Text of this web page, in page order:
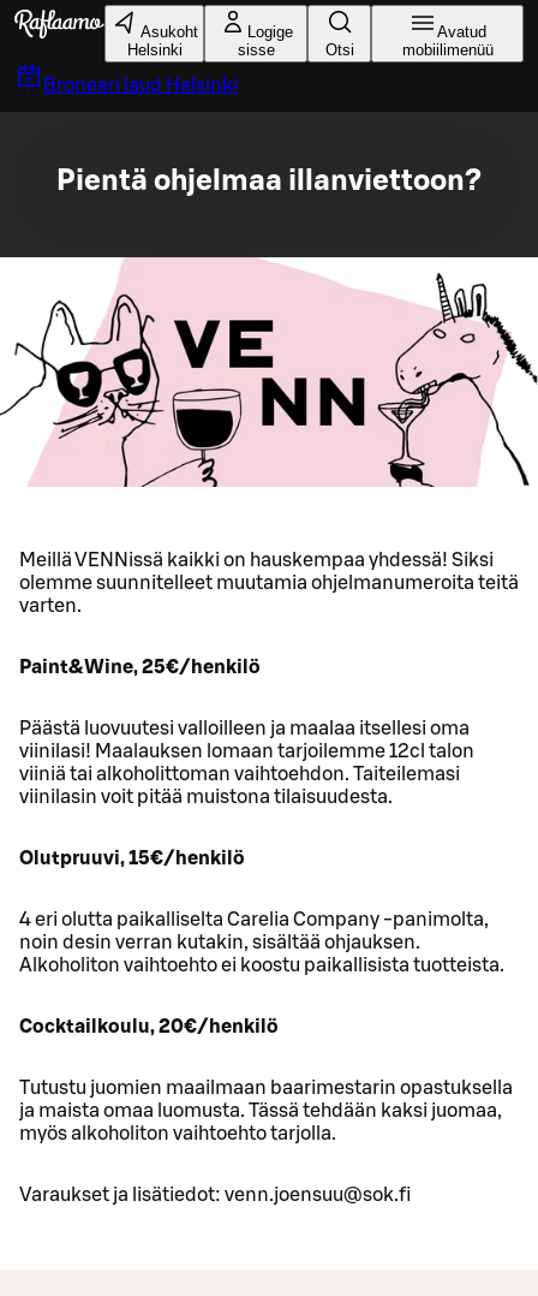
Liigu peamise sisu juurde
Asukoht
Helsinki
Logige
sisse
Otsi
Avatud
mobiilimenüü
Broneeri laud Helsinki
Pientä ohjelmaa illanviettoon?
Meillä VENNissä kaikki on hauskempaa yhdessä! Siksi
olemme suunnitelleet muutamia ohjelmanumeroita teitä
varten.
Paint&Wine, 25€/henkilö
Päästä luovuutesi valloilleen ja maalaa itsellesi oma
viinilasi! Maalauksen lomaan tarjoilemme 12cl talon
viiniä tai alkoholittoman vaihtoehdon. Taiteilemasi
viinilasin voit pitää muistona tilaisuudesta.
Olutpruuvi, 15€/henkilö
4 eri olutta paikalliselta Carelia Company -panimolta,
noin desin verran kutakin, sisältää ohjauksen.
Alkoholiton vaihtoehto ei koostu paikallisista tuotteista.
Cocktailkoulu, 20€/henkilö
Tutustu juomien maailmaan baarimestarin opastuksella
ja maista omaa luomusta. Tässä tehdään kaksi juomaa,
myös alkoholiton vaihtoehto tarjolla.
Varaukset ja lisätiedot: venn.joensuu@sok.fi